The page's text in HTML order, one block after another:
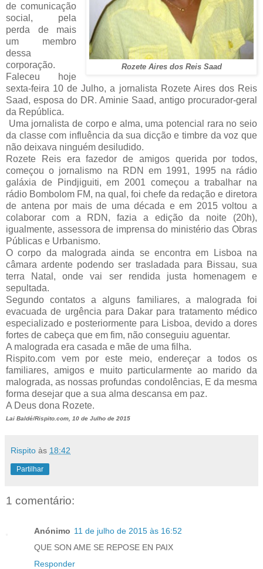
Rozete Aires dos Reis Saad
de comunicação
social, pela
perda de mais
um membro
dessa
corporação.
Faleceu hoje
sexta-feira 10 de Julho, a jornalista Rozete Aires dos Reis
Saad, esposa do DR. Aminie Saad, antigo procurador-geral
da República.
Uma jornalista de corpo e alma, uma potencial rara no seio
da classe com influência da sua dicção e timbre da voz que
não deixava ninguém desiludido.
Rozete Reis era fazedor de amigos querida por todos,
começou o jornalismo na RDN em 1991, 1995 na rádio
galáxia de Pindjiguiti, em 2001 começou a trabalhar na
rádio Bombolom FM, na qual, foi chefe da redação e diretora
de antena por mais de uma década e em 2015 voltou a
colaborar com a RDN, fazia a edição da noite (20h),
igualmente, assessora de imprensa do ministério das Obras
Públicas e Urbanismo.
O corpo da malograda ainda se encontra em Lisboa na
câmara ardente podendo ser trasladada para Bissau, sua
terra Natal, onde vai ser rendida justa homenagem e
sepultada.
Segundo contatos a alguns familiares, a malograda foi
evacuada de urgência para Dakar para tratamento médico
especializado e posteriormente para Lisboa, devido a dores
fortes de cabeça que em fim, não conseguiu aguentar.
A malograda era casada e mãe de uma filha.
Rispito.com vem por este meio, endereçar a todos os
familiares, amigos e muito particularmente ao marido da
malograda, as nossas profundas condolências, E da mesma
forma desejar que a sua alma descansa em paz.
A Deus dona Rozete.
Lai Baldé/Rispito.com, 10 de Julho de 2015
Rispito às 18:42
Partilhar
1 comentário:
Anónimo 11 de julho de 2015 às 16:52
QUE SON AME SE REPOSE EN PAIX
Responder